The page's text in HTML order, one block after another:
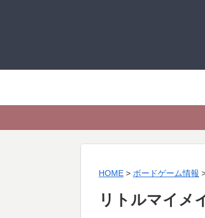
HOME > ボードゲーム情報
リトルマイメ